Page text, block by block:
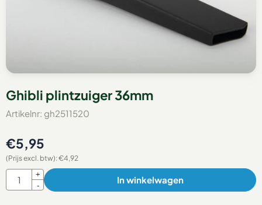
Ghibli plintzuiger 36mm
Artikelnr: gh2511520
€5,95
(Prijs excl. btw):€4,92
Aantal
+
-
In winkelwagen